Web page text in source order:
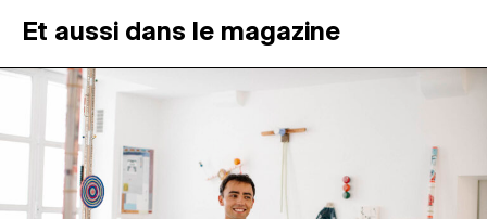
ATELIERS OUVERTS
PROGRAMMATION
MAGAZINE
Et aussi dans le magazine